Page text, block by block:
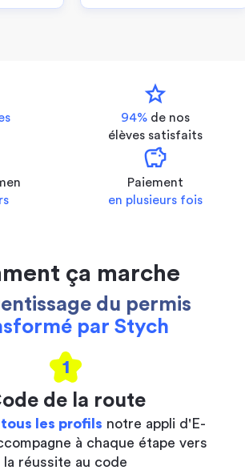
star
94% de nos
élèves satisfaits
savings
Paiement
en plusieurs fois
ça marche
du permis
par Stych
1
de la route
les profils notre appli d'E-
à chaque étape vers
la réussite au code